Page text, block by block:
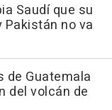
Saudí que su
Pakistán no va
de Guatemala
del volcán de